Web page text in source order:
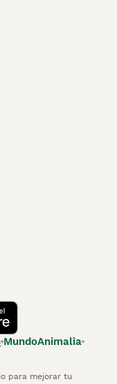
MundoAnimalia
para mejorar tu